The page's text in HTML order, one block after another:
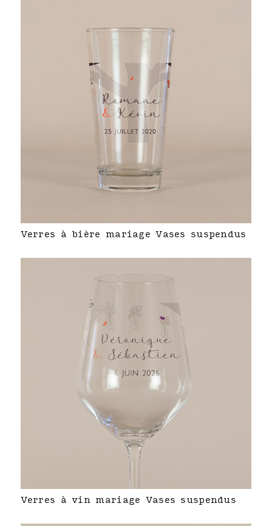
Verres à bière mariage Vases suspendus
Verres à vin mariage Vases suspendus